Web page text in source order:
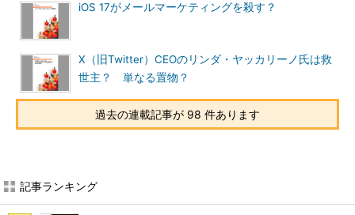
iOS 17がメールマーケティングを殺す？
X（旧Twitter）CEOのリンダ・ヤッカリーノ氏は救
世主？ 単なる置物？
過去の連載記事が 98 件あります
記事ランキング